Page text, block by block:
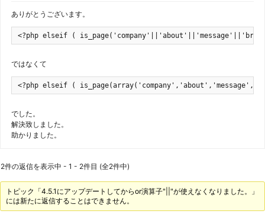
ありがとうございます。
<?php elseif (
ではなくて
<?php elseif (
でした。
解決致しました。
助かりました。
2件の返信を表示中 - 1 - 2件目 (全2件中)
トピック「4.5.1にアップデートしてからor演算子"||"が使えなくなりました。」
には新たに返信することはできません。